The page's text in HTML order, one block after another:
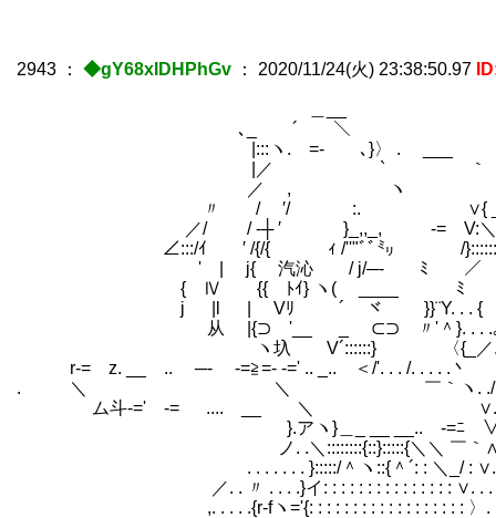
2943 ： ◆gY68xIDHPhGv ： 2020/11/24(火) 23:38:50.97
､_ ´￣￣＼ ＿＿
|:::ヽ. =- ､}〉 . ___ ／
|／ ` ｀ . /:::／
／ , ヽ :.:::::／
〃 / ′/ :. ∨{ ___
／/ / -┼ ′ }_,,_, -= V:＼
∠:::/ｲ ′ /{/{ ｨ /''"ﾞﾞ㍉ /}:::::::
' | j{ 汽沁 / j/─- ﾐ ／ {、
{ Ⅳ {{ ﾄｲ} ヽ( ____ ﾐ ／.{ ＼::::::}
j |l |ゝ Vﾘ ´￣ ヾ }}¨Y. . . {
从 |{⊃ '__ _ ⊂⊃ 〃'＾}. . . .｡ }′ 二人
ヽ圦 V´::::::} 〈{_／. /. .
r-= z. __ .. ─‐ -=≧=- -=' .. _.. ＜/'. . . /. . . . .丶
. ＼ ＼ ￣｀ヽ. ./. . . . .
ム斗-=' -= .... __ ＼ ∨. /. . . .
}.アヽ}＿_ __ __.. -=ﾆ ∨. . . . .
ノ. .＼::::::::{::}:::::{＼＼ ￣｀∧. ./. . .
. . . . . . . }:::::/＾ヽ::{＾´: : ＼_/ : ∨. /. . .
／. . 〃 . . . .}イ: : : : : : : : : : : : : : : ∨. . . . .
,. . . . .{r‐fヽ='{: : : : : : : : : : : : : : : : : : 〉. .